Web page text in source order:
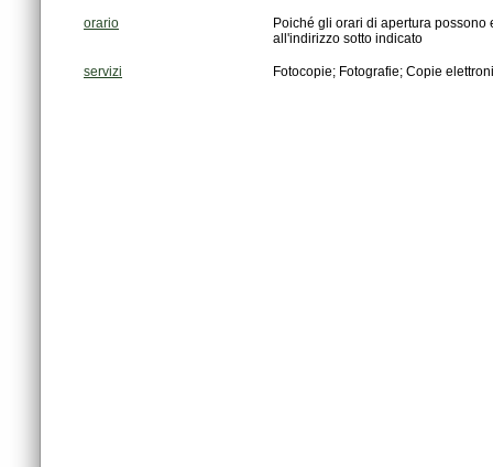
orario
all'indirizzo sotto indicato
servizi Fotocopie; Fotografie; Copie